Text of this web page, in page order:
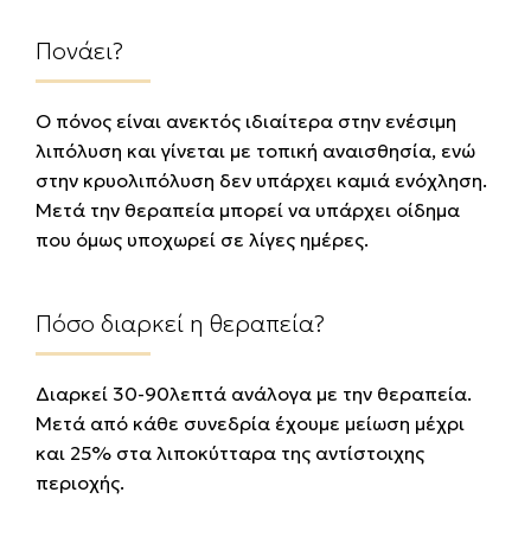
Πονάει?
Ο πόνος είναι ανεκτός ιδιαίτερα στην ενέσιμη
λιπόλυση και γίνεται με τοπική αναισθησία, ενώ
στην κρυολιπόλυση δεν υπάρχει καμιά ενόχληση.
Μετά την θεραπεία μπορεί να υπάρχει οίδημα
που όμως υποχωρεί σε λίγες ημέρες.
Πόσο διαρκεί η θεραπεία?
Διαρκεί 30-90λεπτά ανάλογα με την θεραπεία.
Μετά από κάθε συνεδρία έχουμε μείωση μέχρι
και 25% στα λιποκύτταρα της αντίστοιχης
περιοχής.